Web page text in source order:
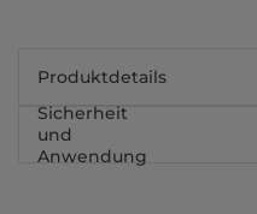
Produktdetails
Sicherheit
und
Anwendung